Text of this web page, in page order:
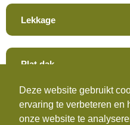
Lekkage
Plat dak
Deze website gebruikt
ervaring te verbeteren en
onze website te